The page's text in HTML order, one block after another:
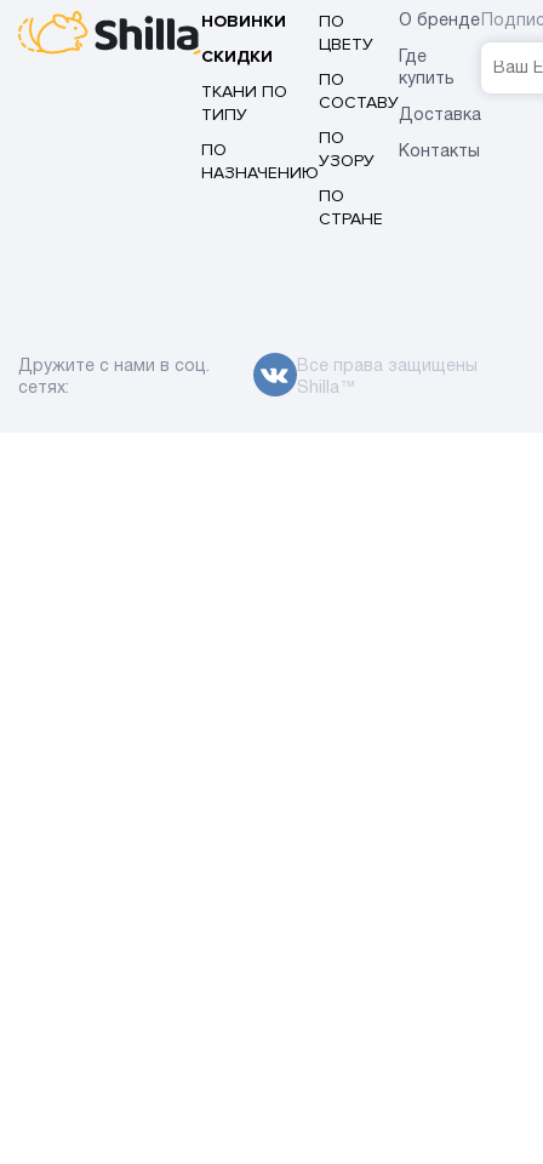
НОВИНКИ
СКИДКИ
ТКАНИ ПО
ТИПУ
ПО
НАЗНАЧЕНИЮ
ПО
ЦВЕТУ
ПО
СОСТАВУ
ПО
УЗОРУ
ПО
СТРАНЕ
О бренде
Где
купить
Доставка
Контакты
Дружите с нами в соц.
сетях:
Все права защищены
Shilla™